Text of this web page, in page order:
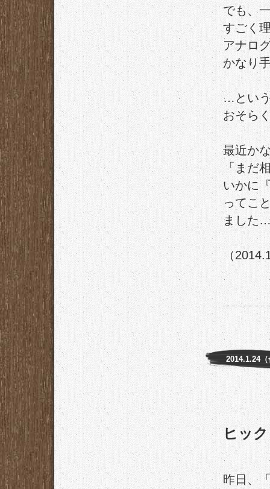
でも、
すごく
アナロ
かなり
…とい
おそら
最近か
「まだ
いかに
ってこ
ました
（
2014.1.24（
ヒック
昨日、